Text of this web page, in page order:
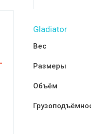
Gladiator
Вес
Размеры
Объём